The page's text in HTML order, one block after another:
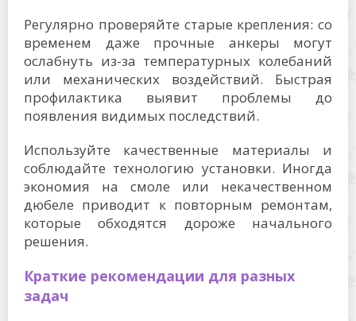
Регулярно проверяйте старые крепления: со
временем даже прочные анкеры могут
ослабнуть из-за температурных колебаний
или механических воздействий. Быстрая
профилактика выявит проблемы до
появления видимых последствий.
Используйте качественные материалы и
соблюдайте технологию установки. Иногда
экономия на смоле или некачественном
дюбеле приводит к повторным ремонтам,
которые обходятся дороже начального
решения.
Краткие рекомендации для разных
задач